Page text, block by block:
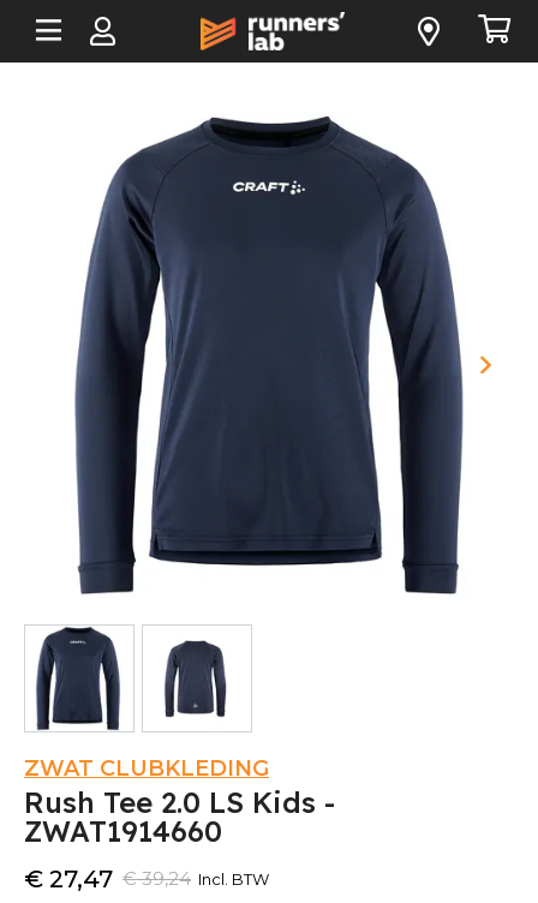
ZWAT CLUBKLEDING
Rush Tee 2.0 LS Kids -
ZWAT1914660
€ 39,24
€ 27,47 Incl. BTW